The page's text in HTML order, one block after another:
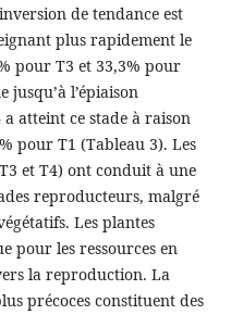
de tendance est
plus rapidement le
pour T3 et 33,3% pour
jusqu’à l’épiaison
atteint ce stade à raison
pour T1 (Tableau 3). Les
et T4) ont conduit à une
reproducteurs, malgré
Les plantes
pour les ressources en
la reproduction. La
précoces constituent des